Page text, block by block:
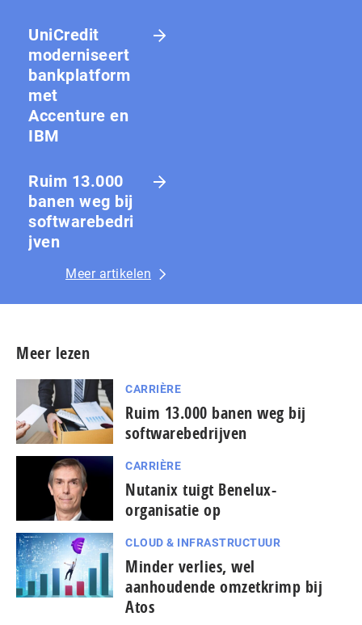
UniCredit
moderniseert
bankplatform
met
Accenture en
IBM
Ruim 13.000
banen weg bij
softwarebedri
jven
Meer artikelen
Meer lezen
CARRIÈRE
Ruim 13.000 banen weg bij
softwarebedrijven
CARRIÈRE
Nutanix tuigt Benelux-
organisatie op
CLOUD & INFRASTRUCTUUR
Minder verlies, wel
aanhoudende omzetkrimp bij
Atos